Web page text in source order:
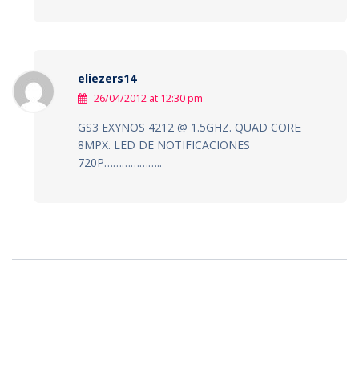
eliezers14
26/04/2012 at 12:30 pm
GS3 EXYNOS 4212 @ 1.5GHZ. QUAD CORE
8MPX. LED DE NOTIFICACIONES
720P………………..